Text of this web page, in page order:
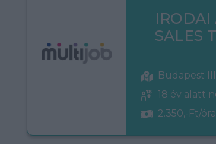
IRODAI
SALES
Budapest
18 év alatt
2.350,-Ft/óra